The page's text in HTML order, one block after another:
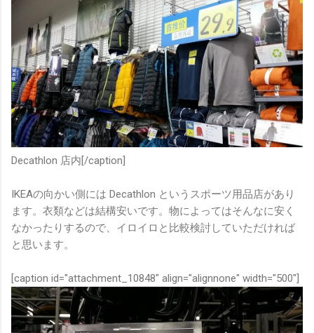
Decathlon 店内[/caption]
IKEAの向かい側には Decathlon というスポーツ用品店があり
ます。衣類などは結構安いです。物によってはそんなに安く
なかったりするので、イロイロと比較検討していただければ
と思います。
[caption id="attachment_10848" align="alignnone" width="500"]